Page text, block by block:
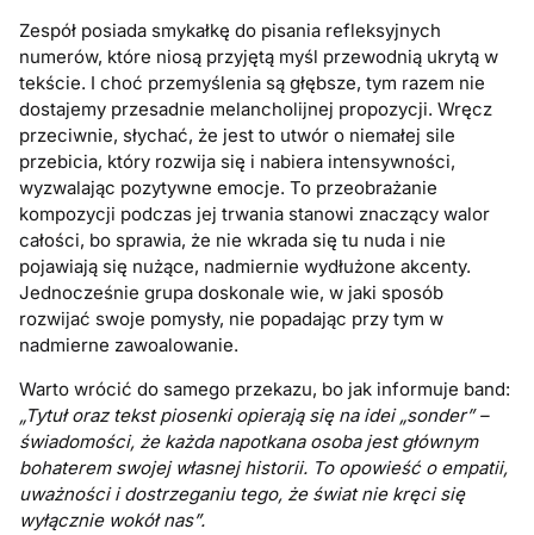
Zespół posiada smykałkę do pisania refleksyjnych
numerów, które niosą przyjętą myśl przewodnią ukrytą w
tekście. I choć przemyślenia są głębsze, tym razem nie
dostajemy przesadnie melancholijnej propozycji. Wręcz
przeciwnie, słychać, że jest to utwór o niemałej sile
przebicia, który rozwija się i nabiera intensywności,
wyzwalając pozytywne emocje. To przeobrażanie
kompozycji podczas jej trwania stanowi znaczący walor
całości, bo sprawia, że nie wkrada się tu nuda i nie
pojawiają się nużące, nadmiernie wydłużone akcenty.
Jednocześnie grupa doskonale wie, w jaki sposób
rozwijać swoje pomysły, nie popadając przy tym w
nadmierne zawoalowanie.
Warto wrócić do samego przekazu, bo jak informuje band:
„Tytuł oraz tekst piosenki opierają się na idei „sonder” –
świadomości, że każda napotkana osoba jest głównym
bohaterem swojej własnej historii. To opowieść o empatii,
uważności i dostrzeganiu tego, że świat nie kręci się
wyłącznie wokół nas”.